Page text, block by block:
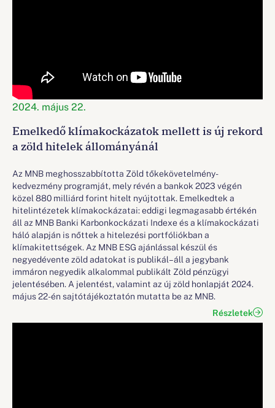
2024. május 22.
Emelkedő klímakockázatok mellett is új rekord
a zöld hitelek állományánál
Az MNB meghosszabbította Zöld tőkekövetelmény-
kedvezmény programját, mely révén a bankok 2023 végén
közel 880 milliárd forint hitelt nyújtottak. Emelkedtek a
hitelintézetek klímakockázatai: eddigi legmagasabb értékén
áll az MNB Banki Karbonkockázati Indexe és a klímakockázati
háló alapján is nőttek a hitelezési portfóliókban a
klímakitettségek. Az MNB ESG ajánlással készül és
negyedévente zöld adatokat is publikál– áll a jegybank
immáron negyedik alkalommal publikált Zöld pénzügyi
jelentésében. A jelentést, valamint az új zöld honlapját 2024.
május 22-én sajtótájékoztatón mutatta be az MNB.
Részletek